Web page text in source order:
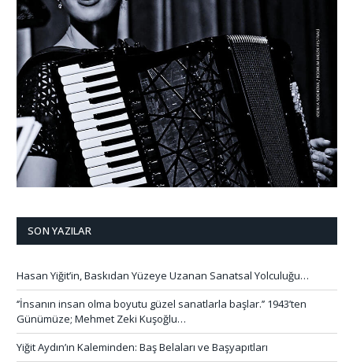
SON YAZILAR
Hasan Yiğit’in, Baskıdan Yüzeye Uzanan Sanatsal Yolculuğu…
‘’İnsanın insan olma boyutu güzel sanatlarla başlar.’’ 1943’ten
Günümüze; Mehmet Zeki Kuşoğlu…
Yiğit Aydın’ın Kaleminden: Baş Belaları ve Başyapıtları